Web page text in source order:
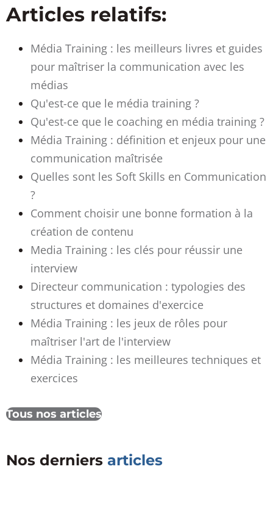
Articles relatifs:
Média Training : les meilleurs livres et guides
pour maîtriser la communication avec les
médias
Qu'est-ce que le média training ?
Qu'est-ce que le coaching en média training ?
Média Training : définition et enjeux pour une
communication maîtrisée
Quelles sont les Soft Skills en Communication
?
Comment choisir une bonne formation à la
création de contenu
Media Training : les clés pour réussir une
interview
Directeur communication : typologies des
structures et domaines d'exercice
Média Training : les jeux de rôles pour
maîtriser l'art de l'interview
Média Training : les meilleures techniques et
exercices
Tous nos articles
Nos derniers articles